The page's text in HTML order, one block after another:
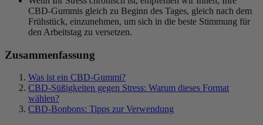
CBD-Gummis gleich zu Beginn des Tages, gleich nach dem
Frühstück, einzunehmen, um sich in die beste Stimmung für
den Arbeitstag zu versetzen.
Zusammenfassung
Was ist ein CBD-Gummi?
CBD-Süßigkeiten gegen Stress: Warum dieses Format
wählen?
CBD-Bonbons: Tipps zur Verwendung